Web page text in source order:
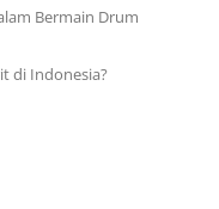
Bermain Drum
di Indonesia?